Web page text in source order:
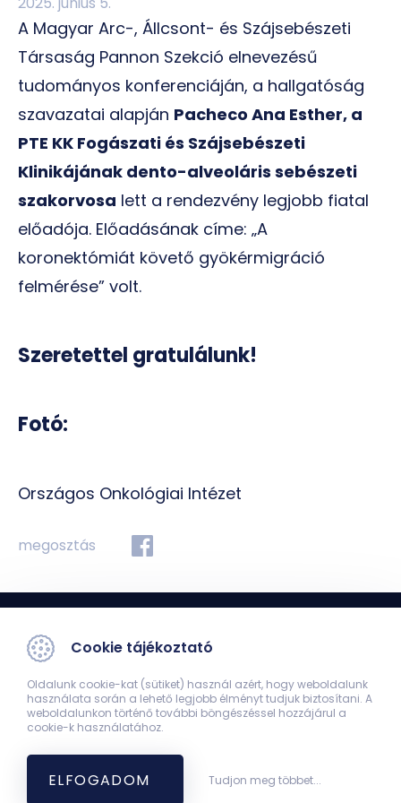
A Magyar Arc-, Állcsont- és Szájsebészeti
Társaság Pannon Szekció elnevezésű
tudományos konferenciáján, a hallgatóság
szavazatai alapján Pacheco Ana Esther, a
PTE KK Fogászati és Szájsebészeti
Klinikájának dento-alveoláris sebészeti
szakorvosa lett a rendezvény legjobb fiatal
előadója. Előadásának címe: „A
koronektómiát követő gyökérmigráció
felmérése” volt.
Szeretettel gratulálunk!
Fotó:
Országos Onkológiai Intézet
megosztás
Klinikai Központ Fogászati és Szájsebészeti Klinika
Cookie tájékoztató
Oldalunk cookie-kat (sütiket) használ azért, hogy weboldalunk
használata során a lehető legjobb élményt tudjuk biztosítani. A
weboldalunkon történő további böngészéssel hozzájárul a
cookie-k használatához.
ELFOGADOM Tudjon meg többet...